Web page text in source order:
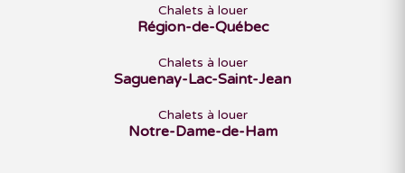
Chalets à louer
Région-de-Québec
Chalets à louer
Saguenay-Lac-Saint-Jean
Chalets à louer
Notre-Dame-de-Ham